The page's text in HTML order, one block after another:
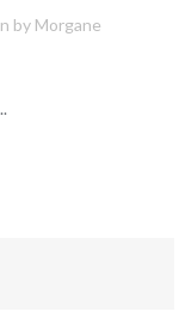
by Morgane